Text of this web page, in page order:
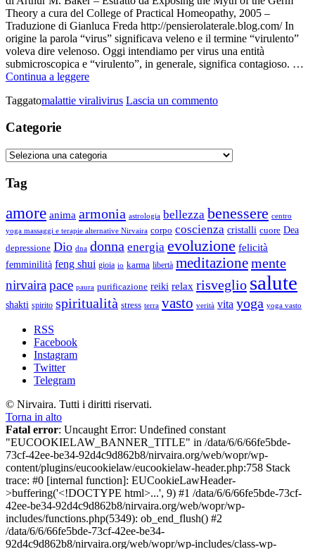
Theory a cura del College of Practical Homeopathy, 2005 –
Traduzione di Gianluca Freda http://pensierolaterale.blog.com/ In
origine la parola “virus” significava veleno e il termine “virulento”
voleva dire velenoso. Oggi intendiamo per virus una entità
submicroscopica e “virulento”, in generale, significa contagioso. …
Continua a leggereLa
dell’origine
Taggatomalattie viralivirus Lascia un commentosu
virale
delle
Categorie
Categorie
Tag
amore anima armonia astrologia bellezza benessere centro
yoga massaggi e terapie alternative Nirvaira corpo coscienza cristalli cuore Dea
depressione Dio dna donna energia evoluzione felicità
femminilità feng shui gioia io karma libertà meditazionemente
nirvairapace paura purificazione reiki relax risveglio salute
shakti spirito spiritualità stress terra vasto verità vita yoga yoga vasto
RSS
Facebook
Instagram
Twitter
Telegram
© Nirvaira. Tutti i diritti riservati.
Torna in alto
Fatal error: Uncaught Error: Undefined constant
"EUCOOKIELAW_BANNER_TITLE" in /data/6/6/66fe5bde-
73cf-42ee-be34-92d4c9d862b8/nirvaira.org/web/wopr/wp-
content/plugins/eucookielaw/eucookielaw-header.php:758 Stack
trace: #0 [internal function]: EUCookieLawHeader-
>buffering('<!DOCTYPE html>...', 9) #1 /data/6/6/66fe5bde-73cf-
42ee-be34-92d4c9d862b8/nirvaira.org/web/wopr/wp-
includes/functions.php(5349): ob_end_flush() #2
/data/6/6/66fe5bde-73cf-42ee-be34-
92d4c9d862b8/nirvaira.org/web/wopr/wp-includes/class-wp-